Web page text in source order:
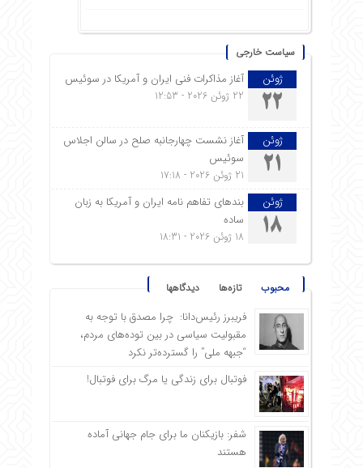
سیاست خارجی
ژوئن
22
آغاز مذاکرات فنی ایران و آمریکا در سوئیس
22 ژوئن 2026 - 12:53
ژوئن
21
آغاز نشست چهارجانبه صلح در سالن اجلاس
سوئیس
21 ژوئن 2026 - 17:18
ژوئن
18
بندهای تفاهم نامه ایران و آمریکا به زبان
ساده
18 ژوئن 2026 - 18:31
محبوب تازه‌ها دیدگاهها
فریبرز رئیس‌دانا: چرا مصدق با توجه به
مقبولیت سیاسی در بین توده‌های مردم،
“جبهه ملی” را گسترده‌تر نکرد
فوتبال برای زندگی یا مرگ برای فوتبال!
شفر: بازیکنان ما برای جام جهانی آماده
هستند